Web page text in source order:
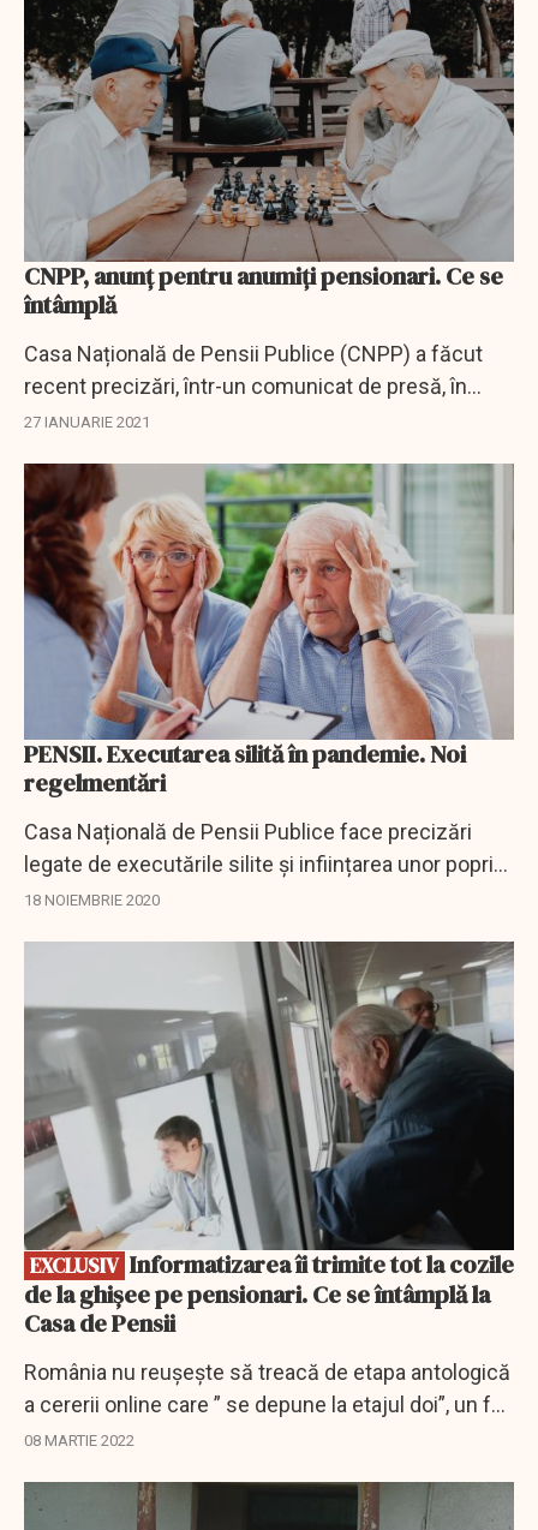
CNPP, anunț pentru anumiți pensionari. Ce se
întâmplă
Casa Națională de Pensii Publice (CNPP) a făcut
recent precizări, într-un comunicat de presă, în
legătură cu indemnizațiile pentru anumiți
27 IANUARIE 2021
PENSII. Executarea silită în pandemie. Noi
regelmentări
Casa Națională de Pensii Publice face precizări
legate de executările silite și inființarea unor popriri
impuse e organul fiscal central, organele fiscale
18 NOIEMBRIE 2020
EXCLUSIV
de la ghişee pe pensionari. Ce se întâmplă la
Casa de Pensii
România nu reușește să treacă de etapa antologică
a cererii online care ” se depune la etajul doi”, un fel
de digitizare hibrid în care se simte rezistența la
08 MARTIE 2022